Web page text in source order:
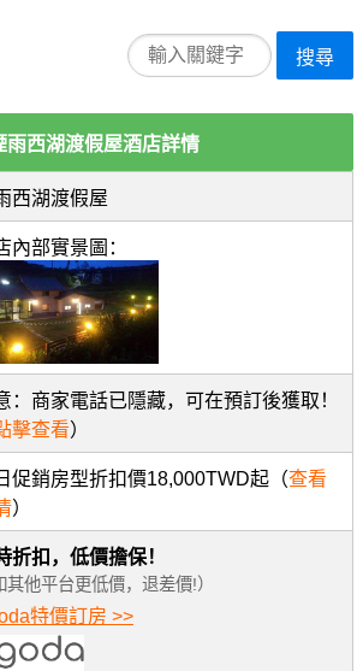
搜尋
雨西湖渡假屋酒店詳情
西湖渡假屋
內部實景圖：
：商家電話已隱藏，可在預訂後獲取！
擊查看）
促銷房型折扣價18,000TWD起（查看
）
折扣，低價擔保！
其他平台更低價，退差價!）
特價訂房 >>